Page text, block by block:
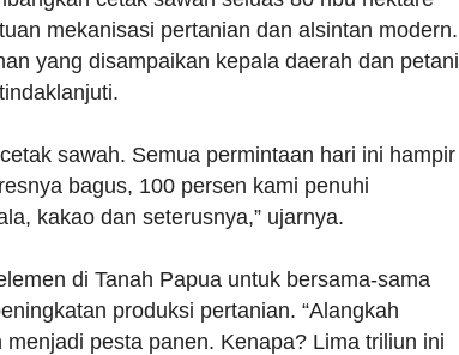
mekanisasi pertanian dan alsintan modern.
yang disampaikan kepala daerah dan petani
sawah. Semua permintaan hari ini hampir
bagus, 100 persen kami penuhi
kakao dan seterusnya,” ujarnya.
di Tanah Papua untuk bersama-sama
produksi pertanian. “Alangkah
pesta panen. Kenapa? Lima triliun ini